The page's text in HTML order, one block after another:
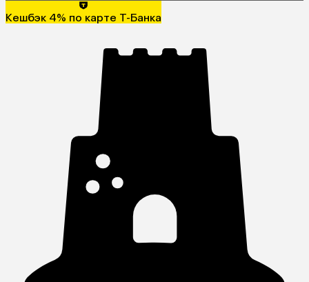
Кешбэк 4% по карте Т-Банка